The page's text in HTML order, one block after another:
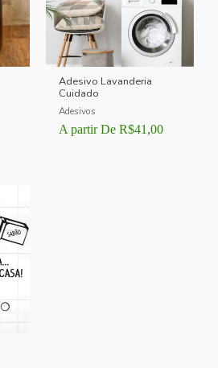
Adesivo Lavanderia
Cuidado
Adesivos
A partir De R$41,00